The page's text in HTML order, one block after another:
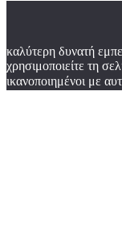
καλύτερη δυνατή
χρησιμοποιείτε τη
ικανοποιημένοι με